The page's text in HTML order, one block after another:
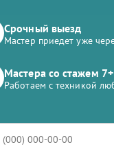
Срочный выезд
Мастер приедет уже
Мастера со стажем
Работаем с техникой